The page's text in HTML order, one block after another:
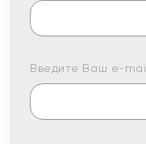
Введите Ваш e-